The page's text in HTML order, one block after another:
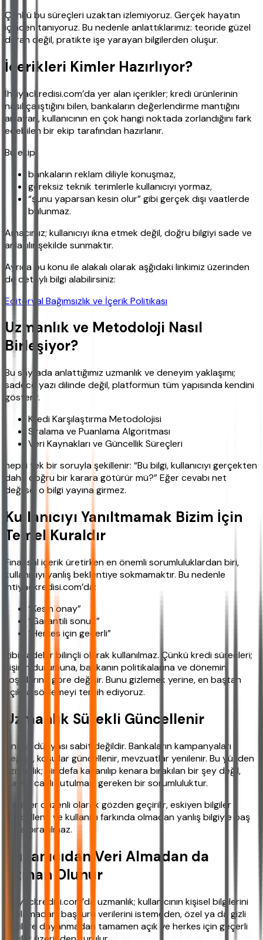
Çünkü bu süreçleri uzaktan izlemiyoruz. Gerçek hayatın
içinden tanıyoruz. Bu nedenle anlattıklarımız: teoride güzel
duran değil, pratikte işe yarayan bilgilerden oluşur.
İçerikleri Kimler Hazırlıyor?
İhtiyackredisi.com’da yer alan içerikler; kredi ürünlerinin
nasıl çalıştığını bilen, bankaların değerlendirme mantığını
anlayan, kullanıcının en çok hangi noktada zorlandığını fark
edebilen bir ekip tarafından hazırlanır.
Bu ekip:
bankaların reklam diliyle konuşmaz,
gereksiz teknik terimlerle kullanıcıyı yormaz,
“şunu yaparsan kesin olur” gibi gerçek dışı vaatlerde
bulunmaz.
Amacımız; kullanıcıyı ikna etmek değil, doğru bilgiyi sade ve
anlaşılır şekilde sunmaktır.
Ayrıca bu konu ile alakalı olarak aşğıdaki linkimiz üzerinden
de detaylı bilgi alabilirsiniz:
Editoryal Bağımsızlık ve İçerik Politikası
Uzmanlık ve Metodoloji Nasıl
Birleşiyor?
Bu sayfada anlattığımız uzmanlık ve deneyim yaklaşımı;
sadece yazı dilinde değil, platformun tüm yapısında kendini
gösterir.
Kredi Karşılaştırma Metodolojisi
Sıralama ve Puanlama Algoritması
Veri Kaynakları ve Güncellik Süreçleri
hepsi tek bir soruyla şekillenir: “Bu bilgi, kullanıcıyı gerçekten
daha doğru bir karara götürür mü?” Eğer cevabı net
değilse, o bilgi yayına girmez.
Kullanıcıyı Yanıltmamak Bizim İçin
Temel Kuraldır
Finansal içerik üretirken en önemli sorumluluklardan biri,
kullanıcıyı yanlış beklentiye sokmamaktır. Bu nedenle
ihtiyackredisi.com’da:
“Kesin onay”
“Garantili sonuç”
“Herkes için geçerli”
gibi ifadeler bilinçli olarak kullanılmaz. Çünkü kredi süreçleri;
kişinin durumuna, bankanın politikalarına ve dönemin
koşullarına göre değişir. Bunu gizlemek yerine, en baştan
açıkça söylemeyi tercih ediyoruz.
Uzmanlık Sürekli Güncellenir
Finans dünyası sabit değildir. Bankaların kampanyaları
değişir, koşullar güncellenir, mevzuatlar yenilenir. Bu yüzden
uzmanlık; bir defa kazanılıp kenara bırakılan bir şey değil,
sürekli canlı tutulması gereken bir sorumluluktur.
İçerikler düzenli olarak gözden geçirilir, eskiyen bilgiler
güncellenir ve kullanıcı farkında olmadan yanlış bilgiyle baş
başa bırakılmaz.
Kullanıcıdan Veri Almadan da
Uzman Olunur
İhtiyackredisi.com’da uzmanlık; kullanıcının kişisel bilgilerini
toplamadan, başvuru verilerini istemeden, özel ya da gizli
bilgilere dayanmadan tamamen açık ve herkes için geçerli